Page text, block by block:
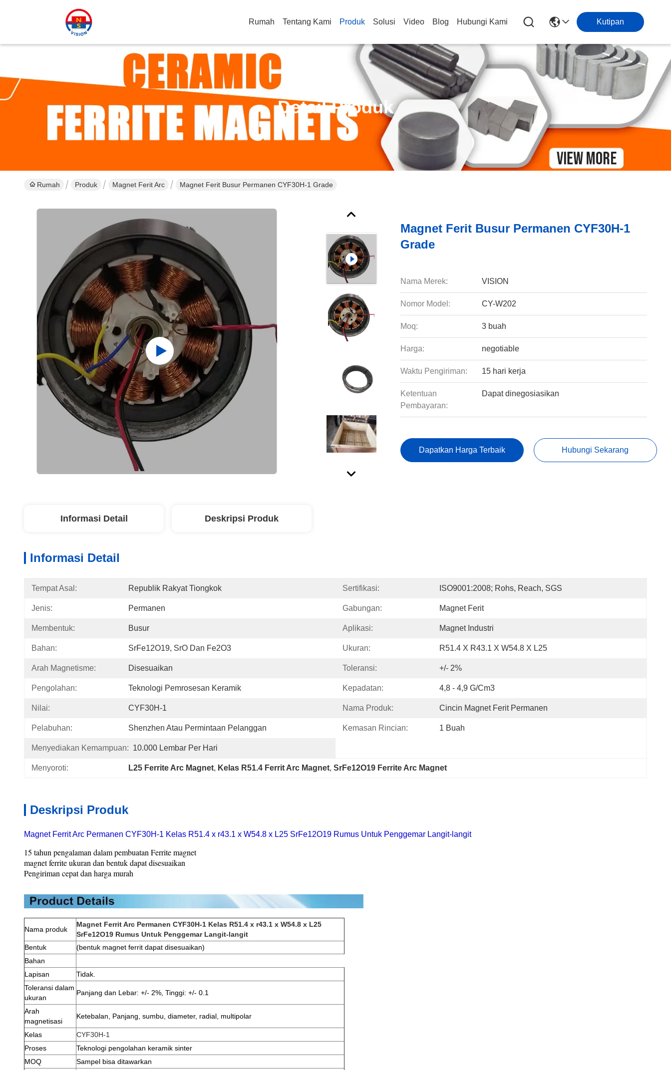
Rumah Tentang Kami Produk Solusi Video Blog Hubungi Kami Kutipan
Detail Produk
Rumah Produk Magnet Ferit Arc Magnet Ferit Busur Permanen CYF30H-1 Grade
Magnet Ferit Busur Permanen CYF30H-1
Grade
Nama Merek: VISION
Nomor Model: CY-W202
Moq: 3 buah
Harga: negotiable
Waktu Pengiriman: 15 hari kerja
Ketentuan
Pembayaran:
Dapat dinegosiasikan
Dapatkan Harga Terbaik Hubungi Sekarang
Informasi Detail Deskripsi Produk
Informasi Detail
Tempat Asal: Republik Rakyat Tiongkok Sertifikasi: ISO9001:2008; Rohs, Reach, SGS
Jenis: Permanen Gabungan: Magnet Ferit
Membentuk: Busur Aplikasi: Magnet Industri
Bahan: SrFe12O19, SrO Dan Fe2O3 Ukuran: R51.4 X R43.1 X W54.8 X L25
Arah Magnetisme: Disesuaikan Toleransi: +/- 2%
Pengolahan: Teknologi Pemrosesan Keramik Kepadatan: 4,8 - 4,9 G/cm3
Nilai: CYF30H-1 Nama Produk: Cincin Magnet Ferit Permanen
Pelabuhan: Shenzhen Atau Permintaan Pelanggan Kemasan Rincian: 1 Buah
Menyediakan Kemampuan: 10.000 Lembar Per Hari
Menyoroti: L25 Ferrite Arc Magnet, Kelas R51.4 Ferrit Arc Magnet, SrFe12O19 Ferrite Arc Magnet
Deskripsi Produk
Magnet Ferrit Arc Permanen CYF30H-1 Kelas R51.4 x r43.1 x W54.8 x L25 SrFe12O19 Rumus Untuk Penggemar Langit-langit
15 tahun pengalaman dalam pembuatan Ferrite magnet
magnet ferrite ukuran dan bentuk dapat disesuaikan
Pengiriman cepat dan harga murah
Nama produk
Magnet Ferrit Arc Permanen CYF30H-1 Kelas R51.4 x r43.1 x W54.8 x L25
SrFe12O19 Rumus Untuk Penggemar Langit-langit
Bentuk
(bentuk magnet ferrit dapat disesuaikan)
Bahan
Lapisan
Tidak.
Toleransi dalam
ukuran
Panjang dan Lebar: +/- 2%, Tinggi: +/- 0.1
Arah
magnetisasi
Ketebalan, Panjang, sumbu, diameter, radial, multipolar
Kelas
CYF30H-1
Proses
Teknologi pengolahan keramik sinter
MOQ
Sampel bisa ditawarkan